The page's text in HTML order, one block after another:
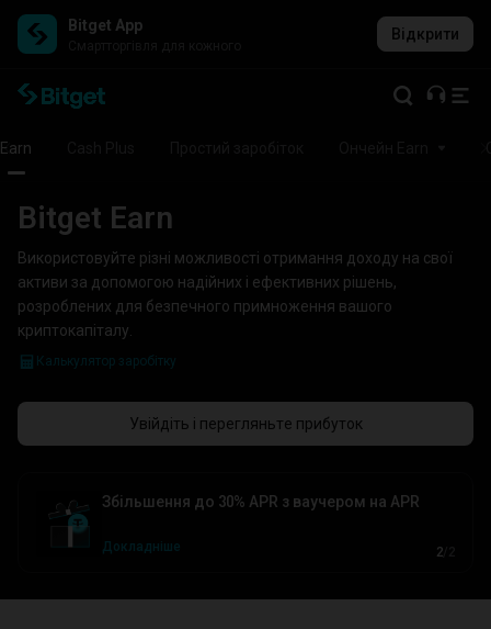
Bitget App Відкрити
Earn
Bitget Earn
Використовуйте різні можливості отримання доходу на свої
активи за допомогою надійних і ефективних рішень,
розроблених для безпечного примноження вашого
криптокапіталу.
Калькулятор заробітку
Увійдіть і перегляньте прибуток
Збільшення до 30% APR з ваучером на APR
Докладніше 2